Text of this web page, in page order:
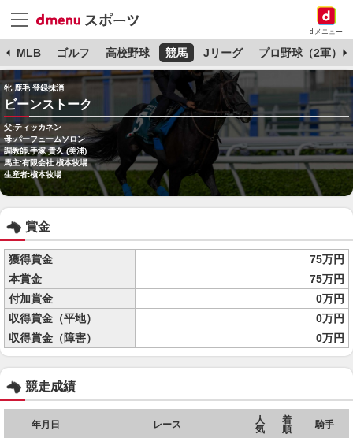
dメニュー
MLB ゴルフ 高校野球 競馬 Jリーグ プロ野球（2軍）
牝 鹿毛 登録抹消
ビーンストーク
父:ティッカネン
母:パーフュームソロン
調教師:手塚 貴久 (美浦)
馬主:有限会社 槇本牧場
生産者:槇本牧場
賞金
獲得賞金
75万円
本賞金
75万円
付加賞金
0万円
収得賞金（平地）
0万円
収得賞金（障害）
0万円
競走成績
年月日 レース
人
気
着
順
騎手